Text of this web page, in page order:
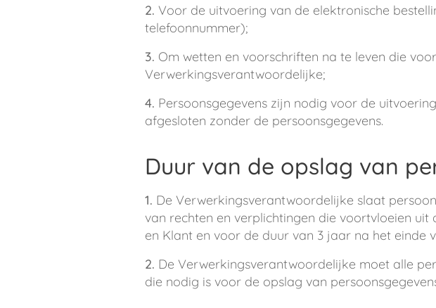
2. Voor de uitvoering van de elektronische
telefoonnummer);
3. Om wetten en voorschriften na te leven die
Verwerkingsverantwoordelijke;
4. Persoonsgegevens zijn nodig voor de
afgesloten zonder de persoonsgegevens.
Duur van de opslag van
1. De Verwerkingsverantwoordelijke slaat
van rechten en verplichtingen die voortvloeien
en Klant en voor de duur van 3 jaar na het einde
2. De Verwerkingsverantwoordelijke moet alle
die nodig is voor de opslag van